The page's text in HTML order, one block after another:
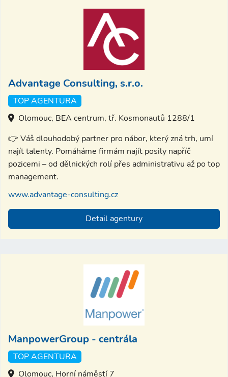
Advantage Consulting, s.r.o.
TOP AGENTURA
Olomouc, BEA centrum, tř. Kosmonautů 1288/1
👉 Váš dlouhodobý partner pro nábor, který zná trh, umí
najít talenty. Pomáháme firmám najít posily napříč
pozicemi – od dělnických rolí přes administrativu až po top
management.
www.advantage-consulting.cz
Detail agentury
ManpowerGroup - centrála
TOP AGENTURA
Olomouc, Horní náměstí 7